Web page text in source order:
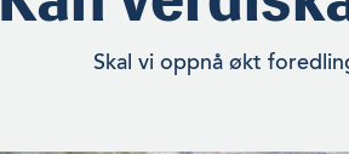
Skal vi oppnå økt